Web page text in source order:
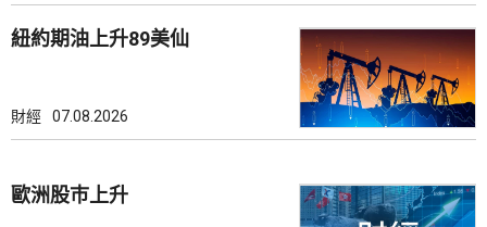
紐約期油上升89美仙
財經 07.08.2026
歐洲股巿上升